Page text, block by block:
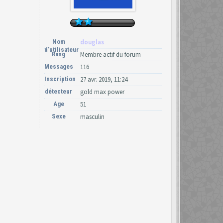
Nom
d’utilisateur
douglas
Rang Membre actif du forum
Messages 116
Inscription 27 avr. 2019, 11:24
détecteur gold max power
Age 51
Sexe masculin